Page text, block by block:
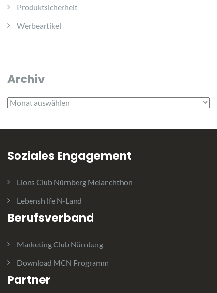
Produktsicherheit
Werbeartikel
Archiv
Archiv
Soziales Engagement
Lions Club Nürnberg Melanchthon
Lebenshilfe N-Land
Berufsverband
Marketing Club Nürnberg
Download MCN Programm
Partner